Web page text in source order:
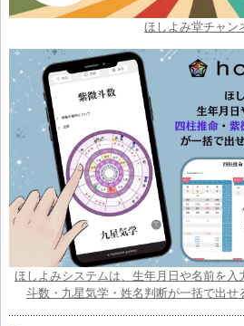
ほしよみ堂チャン
ほしよみシステムは、生年月日や名前を入
斗数・九星気学・姓名判断が一括で出せ